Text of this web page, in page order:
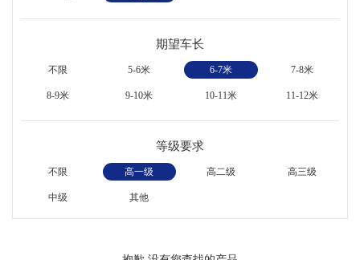
期望车长
不限 5-6米 6-7米 7-8米
8-9米 9-10米 10-11米 11-12米
等级要求
不限 高一级 高二级 高三级
中级 其他